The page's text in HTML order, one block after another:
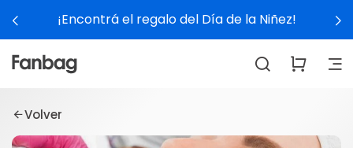
¡Encontrá el regalo del Día de la Niñez!
Volver